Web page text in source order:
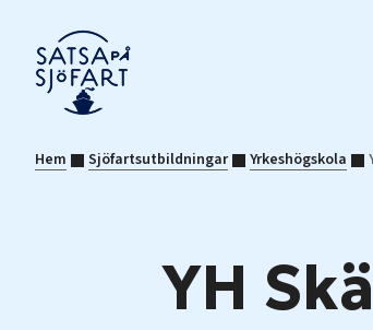
Hem Sjöfartsutbildningar Yrkeshögskola
YH